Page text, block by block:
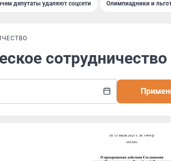
депутаты удаляют соцсети Олимпиадники и
сотрудничество